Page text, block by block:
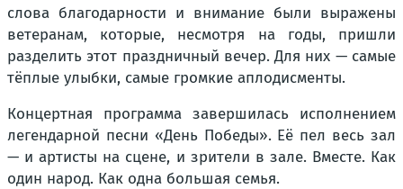
слова благодарности и внимание были выражены
ветеранам, которые, несмотря на годы, пришли
разделить этот праздничный вечер. Для них — самые
тёплые улыбки, самые громкие аплодисменты.
Концертная программа завершилась исполнением
легендарной песни «День Победы». Её пел весь зал
— и артисты на сцене, и зрители в зале. Вместе. Как
один народ. Как одна большая семья.